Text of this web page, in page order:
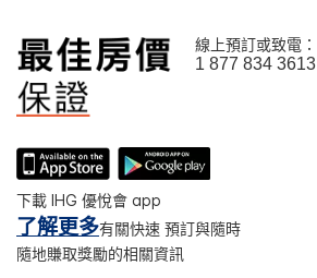
線上預訂或致電：
1 877 834 3613
下載 IHG 優悅會 app
了解更多有關快速 預訂與隨時
隨地賺取獎勵的相關資訊